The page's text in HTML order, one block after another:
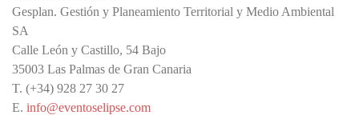
Gesplan. Gestión y Planeamiento Territorial y Medio Ambiental
SA
Calle León y Castillo, 54 Bajo
35003 Las Palmas de Gran Canaria
T. (+34) 928 27 30 27
E. info@eventoselipse.com